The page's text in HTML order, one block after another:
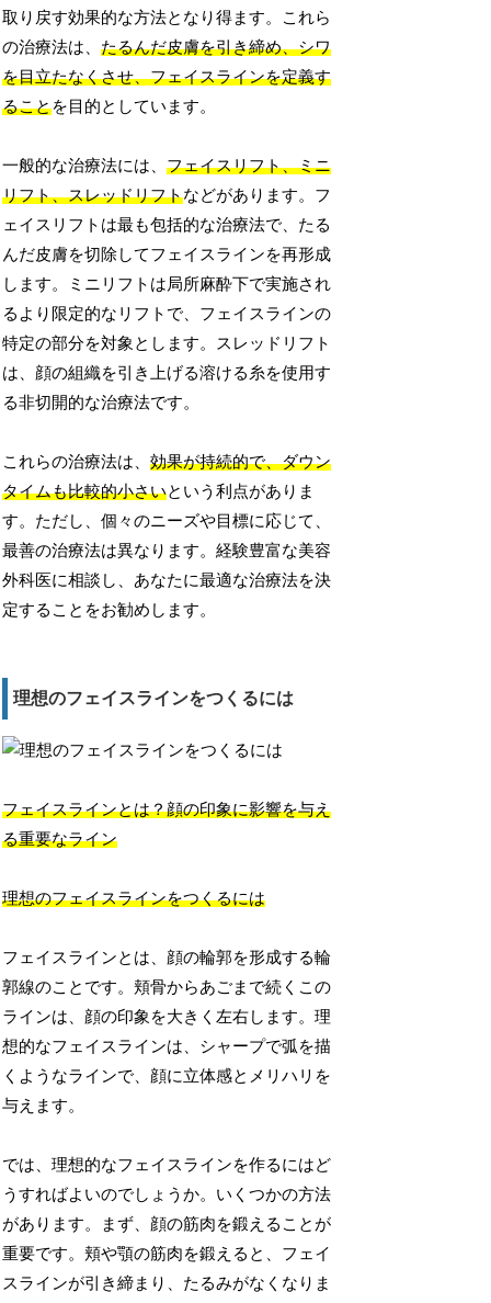
取り戻す効果的な方法となり得ます。これら
の治療法は、たるんだ皮膚を引き締め、シワ
を目立たなくさせ、フェイスラインを定義す
ることを目的としています。
一般的な治療法には、フェイスリフト、ミニ
リフト、スレッドリフトなどがあります。フ
ェイスリフトは最も包括的な治療法で、たる
んだ皮膚を切除してフェイスラインを再形成
します。ミニリフトは局所麻酔下で実施され
るより限定的なリフトで、フェイスラインの
特定の部分を対象とします。スレッドリフト
は、顔の組織を引き上げる溶ける糸を使用す
る非切開的な治療法です。
これらの治療法は、効果が持続的で、ダウン
タイムも比較的小さいという利点がありま
す。ただし、個々のニーズや目標に応じて、
最善の治療法は異なります。経験豊富な美容
外科医に相談し、あなたに最適な治療法を決
定することをお勧めします。
理想のフェイスラインをつくるには
フェイスラインとは？顔の印象に影響を与え
る重要なライン
理想のフェイスラインをつくるには
フェイスラインとは、顔の輪郭を形成する輪
郭線のことです。頬骨からあごまで続くこの
ラインは、顔の印象を大きく左右します。理
想的なフェイスラインは、シャープで弧を描
くようなラインで、顔に立体感とメリハリを
与えます。
では、理想的なフェイスラインを作るにはど
うすればよいのでしょうか。いくつかの方法
があります。まず、顔の筋肉を鍛えることが
重要です。頬や顎の筋肉を鍛えると、フェイ
スラインが引き締まり、たるみがなくなりま